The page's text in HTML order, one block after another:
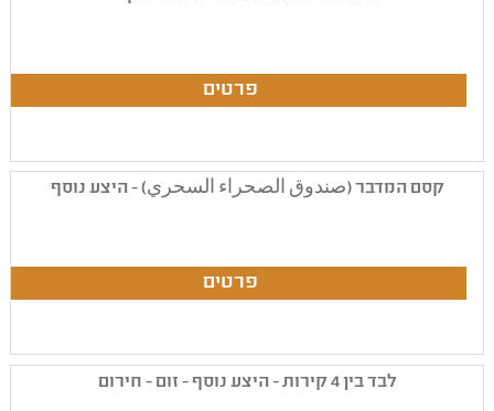
קסם המדבר (صندوق الصحراء السحري) - היצע נוסף
לבד בין 4 קירות - היצע נוסף - זום - חירום